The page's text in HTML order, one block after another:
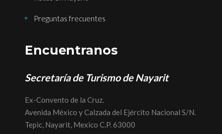
Preguntas frecuentes
Encuentranos
Secretaría de Turismo de Nayarit
Ex-Convento de la Cruz.
Avenida México y Calzada del Ejército Nacional S/N.
Tepic, Nayarit, Mexico C.P. 63000